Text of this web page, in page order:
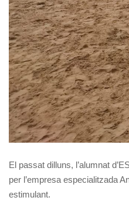
El passat dilluns, l’alumnat
per l’empresa especialitzada
estimulant.